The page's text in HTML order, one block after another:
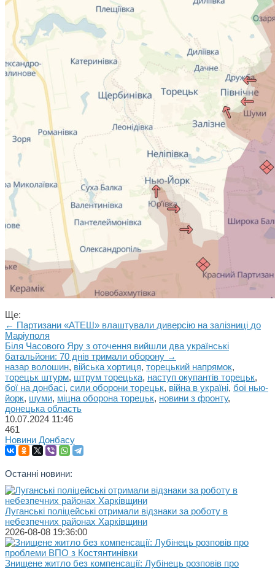
Ще:
← Партизани «АТЕШ» влаштували диверсію на залізниці до
Маріуполя
Біля Часового Яру з оточення вийшли два українські
батальйони: 70 днів тримали оборону →
назар волошин, війська хортиця, торецький напрямок,
торецьк штурм, штрум торецька, наступ окупантів торецьк,
бої на донбасі, сили оборони торецьк, війна в україні, бої нью-
йорк, шуми, міцна оборона торецьк, новини з фронту,
донецька область
10.07.2024 11:46
461
Новини Донбасу
Останні новини:
Луганські поліцейські отримали відзнаки за роботу в
небезпечних районах Харківщини
2026-08-08 19:36:00
Знищене житло без компенсації: Лубінець розповів про